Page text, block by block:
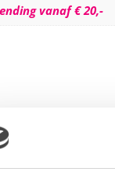
vanaf € 20,-
Touch Borstkolf